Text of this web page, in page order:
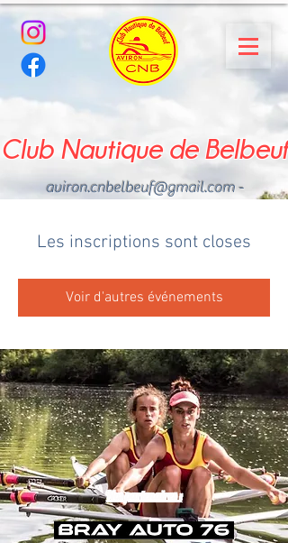
Club Nautique de Belbeuf
aviron.cnbelbeuf@gmail.com-
Les inscriptions sont closes
Voir d'autres événements
Nos partenaires :